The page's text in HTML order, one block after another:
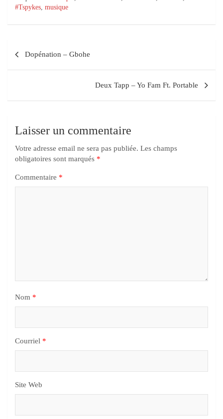
#Tspykes, musique
Dopénation – Gbohe
Deux Tapp – Yo Fam Ft. Portable
Laisser un commentaire
Votre adresse email ne sera pas publiée. Les champs
obligatoires sont marqués *
Commentaire *
Nom *
Courriel *
Site Web